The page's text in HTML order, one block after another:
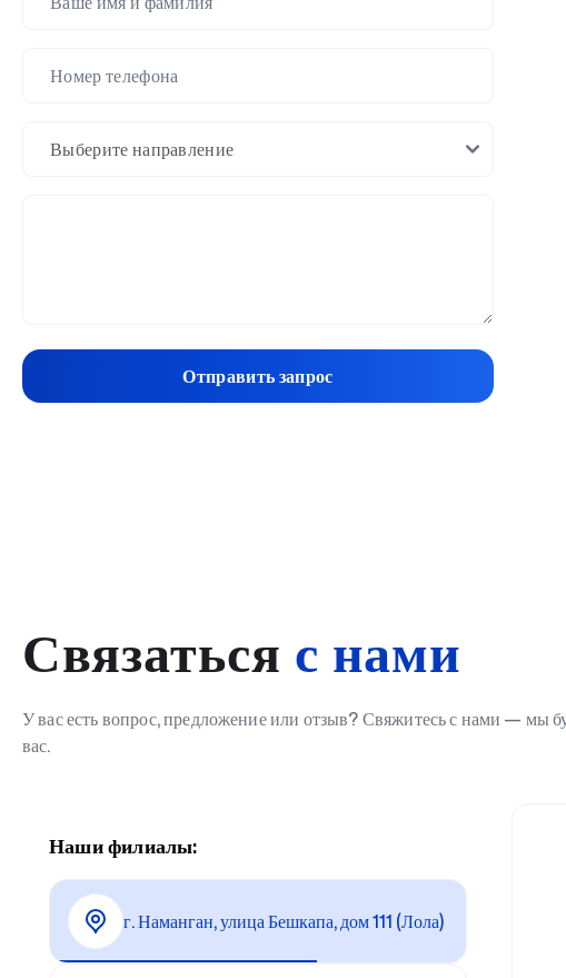
Отправить запрос
Связаться с нами
У вас есть вопрос, предложение или отзыв? Свяжитесь с нами — мы
вас.
Наши филиалы:
г. Наманган, улица Бешкапа, дом 111 (Лола)